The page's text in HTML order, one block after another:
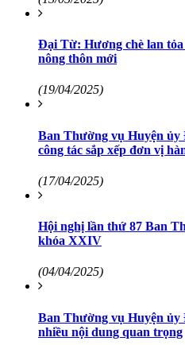
Đại Từ: Hương chè lan
nông thôn mới
(19/04/2025)
Ban Thường vụ Huyện
công tác sắp xếp đơn vị
(17/04/2025)
Hội nghị lần thứ 87 Ban
khóa XXIV
(04/04/2025)
Ban Thường vụ Huyện
nhiều nội dung quan trọng